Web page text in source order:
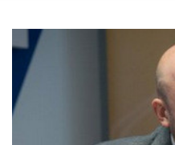
BELÉPÉS
REGISZTRÁCIÓ